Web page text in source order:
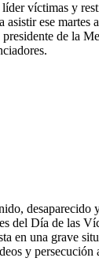
víctimas y
asistir ese
de la
desaparecido
del Día de las
en una grave
y